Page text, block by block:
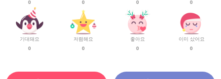
0
기대돼요
0
0
저렴해요
0
0
좋아요
0
0
이미 샀어요
0